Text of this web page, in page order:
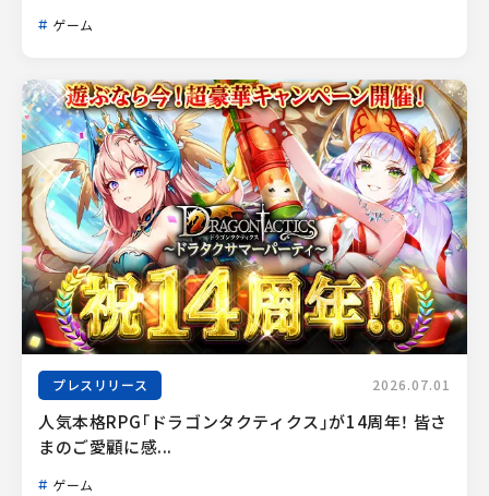
ゲーム
プレスリリース 2026.07.01
人気本格RPG「ドラゴンタクティクス」が14周年！ 皆さ
まのご愛顧に感...
ゲーム